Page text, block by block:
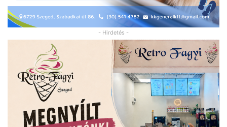
- Hirdetés -